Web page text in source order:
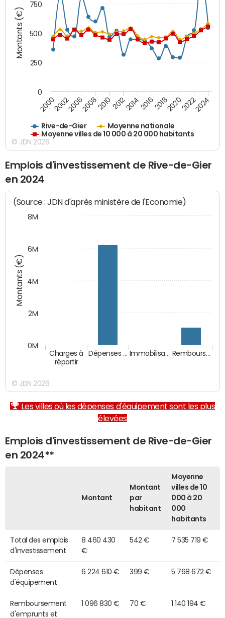
Montants (€)
Rive-de-Gier
Moyenne nationale
Moyenne villes de 10 000 à 20 000 habitants
200020022006200820102012201420162018202020222024
0
250
500
750
© JDN 2026
Emplois d'investissement de Rive-de-Gier
en 2024
Montants (€)
(Source : JDN d'après ministère de l'Economie)
Charges à
répartir
Dépenses … Immobilisa… Rembours…
0M
2M
4M
6M
8M
© JDN 2026
Les villes où les dépenses d'équipement sont les plus
élevées
Emplois d'investissement de Rive-de-Gier
en 2024**
Montant
Montant
par
habitant
Moyenne
villes de 10
000 à 20
000
habitants
Total des emplois
d'investissement
8 460 430
€
542 € 7 535 719 €
Dépenses
d'équipement
6 224 610 € 399 € 5 768 672 €
Remboursement
d'emprunts et
1 096 830 € 70 € 1 140 194 €